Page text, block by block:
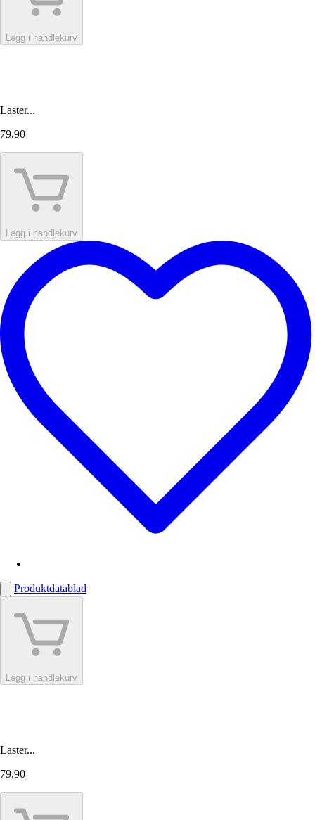
Legg i handlekurv
Laster...
79,90
Legg i handlekurv
Produktdatablad
Legg i handlekurv
Laster...
79,90